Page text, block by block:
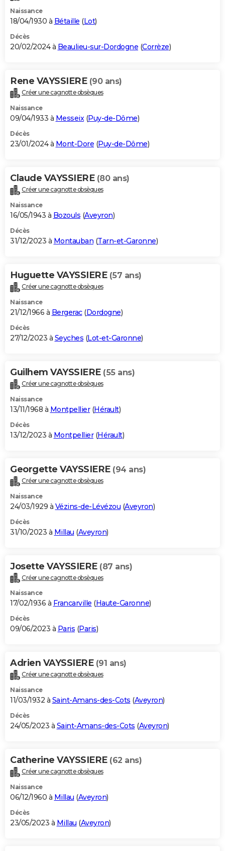
Naissance
18/04/1930 à Bétaille (Lot)
Décès
20/02/2024 à Beaulieu-sur-Dordogne (Corrèze)
Rene VAYSSIERE (90 ans)
Créer une cagnotte obsèques
Naissance
09/04/1933 à Messeix(Puy-de-Dôme)
Décès
23/01/2024 à Mont-Dore (Puy-de-Dôme)
Claude VAYSSIERE (80 ans)
Créer une cagnotte obsèques
Naissance
16/05/1943 à Bozouls (Aveyron)
Décès
31/12/2023 à Montauban (Tarn-et-Garonne)
Huguette VAYSSIERE (57 ans)
Créer une cagnotte obsèques
Naissance
21/12/1966 à Bergerac(Dordogne)
Décès
27/12/2023 à Seyches (Lot-et-Garonne)
Guilhem VAYSSIERE (55 ans)
Créer une cagnotte obsèques
Naissance
13/11/1968 à Montpellier(Hérault)
Décès
13/12/2023 à Montpellier(Hérault)
Georgette VAYSSIERE (94 ans)
Créer une cagnotte obsèques
Naissance
24/03/1929 à Vézins-de-Lévézou (Aveyron)
Décès
31/10/2023 à Millau (Aveyron)
Josette VAYSSIERE (87 ans)
Créer une cagnotte obsèques
Naissance
17/02/1936 à Francarville (Haute-Garonne)
Décès
09/06/2023 à Paris (Paris)
Adrien VAYSSIERE (91 ans)
Créer une cagnotte obsèques
Naissance
11/03/1932 à Saint-Amans-des-Cots (Aveyron)
Décès
24/05/2023 à Saint-Amans-des-Cots (Aveyron)
Catherine VAYSSIERE (62 ans)
Créer une cagnotte obsèques
Naissance
06/12/1960 à Millau (Aveyron)
Décès
23/05/2023 à Millau (Aveyron)